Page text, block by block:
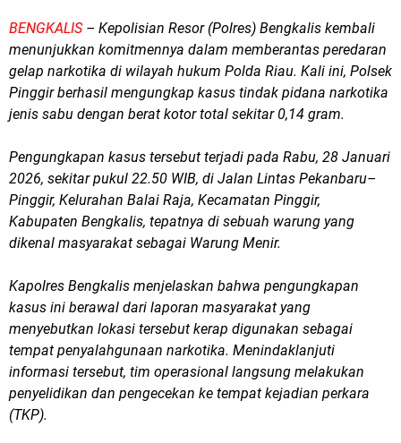
BENGKALIS– Kepolisian Resor (Polres) Bengkalis kembali
menunjukkan komitmennya dalam memberantas peredaran
gelap narkotika di wilayah hukum Polda Riau. Kali ini, Polsek
Pinggir berhasil mengungkap kasus tindak pidana narkotika
jenis sabu dengan berat kotor total sekitar 0,14 gram.
Pengungkapan kasus tersebut terjadi pada Rabu, 28 Januari
2026, sekitar pukul 22.50 WIB, di Jalan Lintas Pekanbaru–
Pinggir, Kelurahan Balai Raja, Kecamatan Pinggir,
Kabupaten Bengkalis, tepatnya di sebuah warung yang
dikenal masyarakat sebagai Warung Menir.
Kapolres Bengkalis menjelaskan bahwa pengungkapan
kasus ini berawal dari laporan masyarakat yang
menyebutkan lokasi tersebut kerap digunakan sebagai
tempat penyalahgunaan narkotika. Menindaklanjuti
informasi tersebut, tim operasional langsung melakukan
penyelidikan dan pengecekan ke tempat kejadian perkara
(TKP).